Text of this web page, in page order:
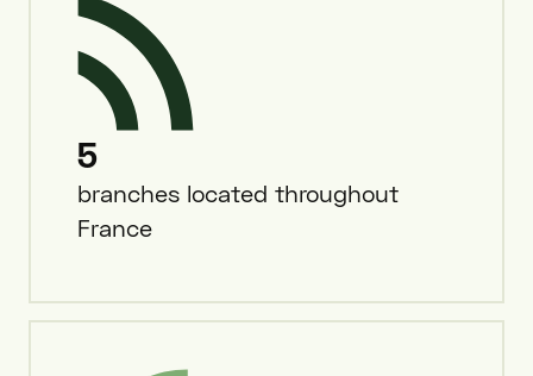
5
branches located throughout
France